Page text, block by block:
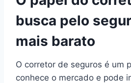
busca pelo
mais barato
O corretor de seguros é um
conhece o mercado e pode